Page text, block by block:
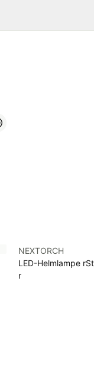
NEXTORCH
LED-Helmlampe
r